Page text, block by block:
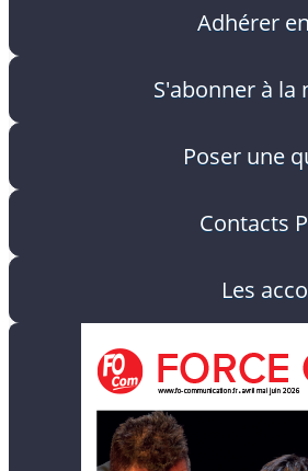
Adhérer
S'abonner à la
Poser une
Contacts
Les